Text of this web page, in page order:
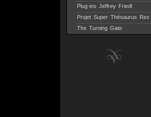
Plug-ins Jeffrey Friedl
Projet Super Thésaurus Rex
The Turning Gate